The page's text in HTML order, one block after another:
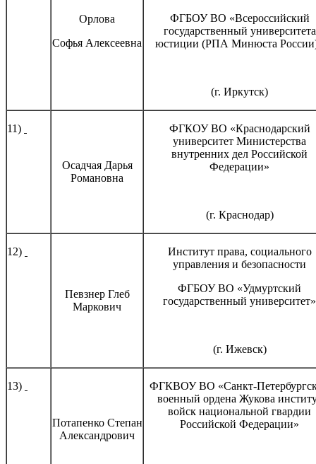
Орлова
Софья Алексеевна
ФГБОУ ВО «Всероссийский
государственный университета
юстиции (РПА Минюста
(г. Иркутск)
11)
Осадчая Дарья
Романовна
ФГКОУ ВО «Краснодарский
университет Министерства
внутренних дел Российской
Федерации»
(г. Краснодар)
12)
Певзнер Глеб
Маркович
Институт права, социального
управления и безопасности
ФГБОУ ВО «Удмуртский
государственный университет»
(г. Ижевск)
13)
Потапенко Степан
Александрович
ФГКВОУ ВО «Санкт-
военный ордена Жукова
войск национальной гвардии
Российской Федерации»